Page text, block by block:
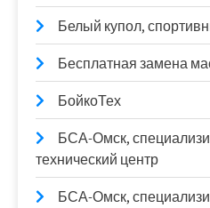
Белый купол,
Бесплатная замена
БойкоТех
БСА-Омск,
технический центр
БСА-Омск,